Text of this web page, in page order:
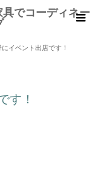
でコーディネー
イベント出店です！
す！